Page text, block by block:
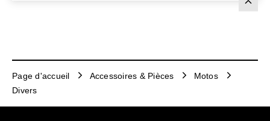
Page d'accueil Accessoires & Pièces
Motos
Divers